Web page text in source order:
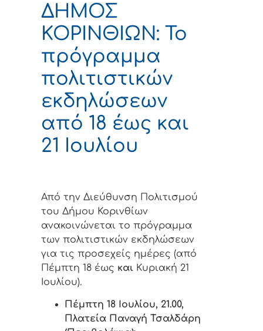
ΔΗΜΟΣ
ΚΟΡΙΝΘΙΩΝ: To
πρόγραμμα
πολιτιστικών
εκδηλώσεων
από 18 έως και
21 Ιουλίου
Από την Διεύθυνση Πολιτισμού
του Δήμου Κορινθίων
ανακοινώνεται το πρόγραμμα
των πολιτιστικών εκδηλώσεων
για τις προσεχείς ημέρες (από
Πέμπτη 18 έως και Κυριακή 21
Ιουλίου).
Πέμπτη 18 Ιουλίου, 21.00,
Πλατεία Παναγή Τσαλδάρη